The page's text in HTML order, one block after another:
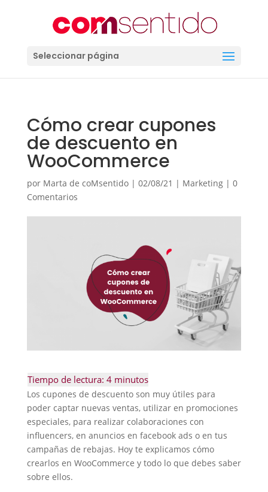
Seleccionar página
Cómo crear cupones
de descuento en
WooCommerce
por Marta de coMsentido| 02/08/21 | Marketing| 0
Comentarios
Los cupones de descuento son muy útiles para
poder captar nuevas ventas, utilizar en promociones
especiales, para realizar colaboraciones con
influencers, en anuncios en facebook ads o en tus
campañas de rebajas. Hoy te explicamos cómo
crearlos en WooCommerce y todo lo que debes saber
sobre ellos.